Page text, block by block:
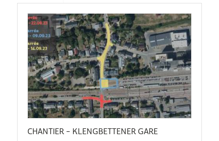
CHANTIER – KLENGBETTENER GARE